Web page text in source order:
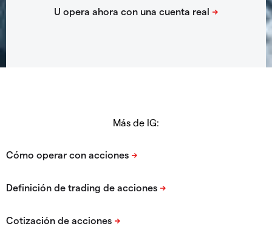
Más de IG: